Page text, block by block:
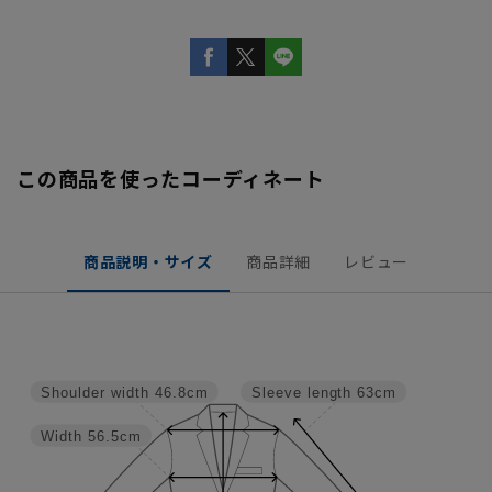
この商品を使ったコーディネート
商品説明・サイズ 商品詳細 レビュー
Sleeve length 63cm
Width 56.5cm
Shoulder width 46.8cm